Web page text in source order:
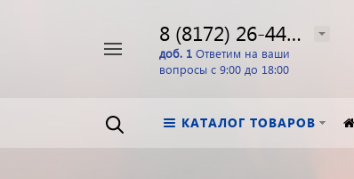
8 (8172) 26-44-24
доб. 1 Ответим на ваши
вопросы с 9:00 до 18:00
КАТАЛОГ ТОВАРОВ